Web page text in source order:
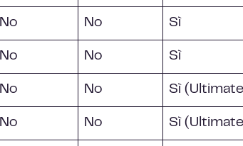
No No Sì
No No Sì
No No Sì
No No Sì